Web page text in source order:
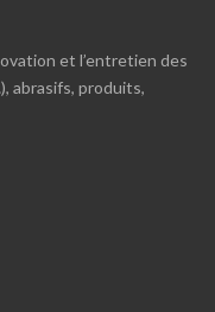
et l’entretien des
abrasifs, produits,